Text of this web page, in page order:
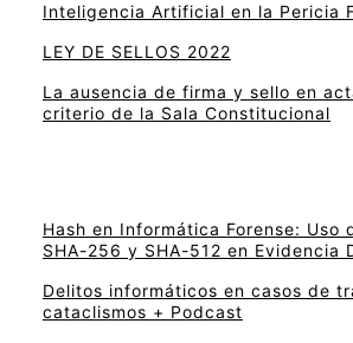
Inteligencia Artificial en la Pericia
LEY DE SELLOS 2022
La ausencia de firma y sello en
criterio de la Sala Constitucional
Hash en Informática Forense: Uso
SHA-256 y SHA-512 en Evidencia
Delitos informáticos en casos de
cataclismos + Podcast